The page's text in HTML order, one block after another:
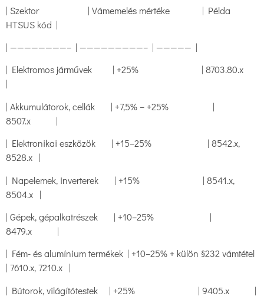
| Szektor | Vámemelés mértéke | Példa
HTSUS kód |
| ————————– | —————————– | ————— |
| Elektromos járművek | +25% | 8703.80.x
|
| Akkumulátorok, cellák | +7,5% – +25% |
8507.x |
| Elektronikai eszközök | +15–25% | 8542.x,
8528.x |
| Napelemek, inverterek | +15% | 8541.x,
8504.x |
| Gépek, gépalkatrészek | +10–25% |
8479.x |
| Fém- és alumínium termékek | +10–25% + külön §232 vámtétel
| 7610.x, 7210.x |
| Bútorok, világítótestek | +25% | 9405.x |